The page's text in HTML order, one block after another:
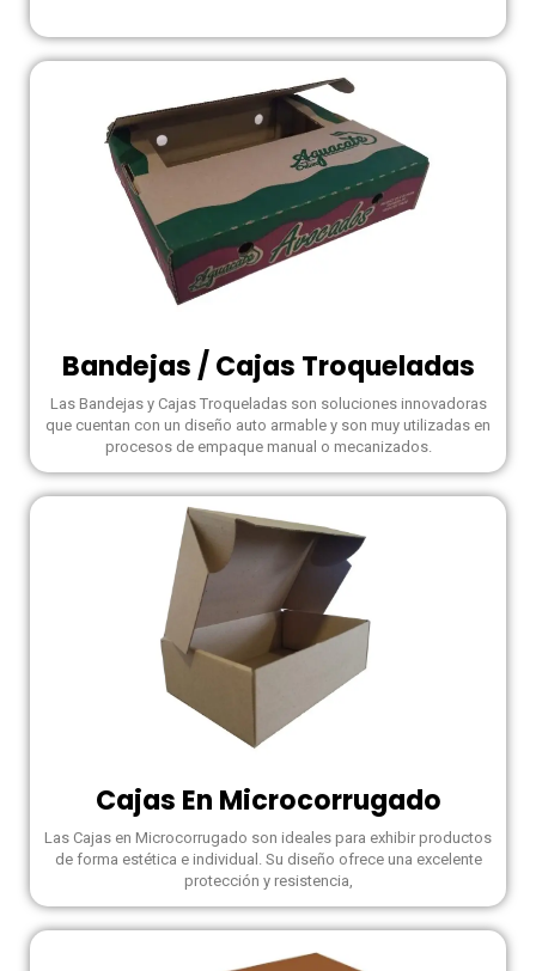
Bandejas / Cajas Troqueladas
Las Bandejas y Cajas Troqueladas son soluciones innovadoras
que cuentan con un diseño auto armable y son muy utilizadas en
procesos de empaque manual o mecanizados.
Cajas En Microcorrugado
Las Cajas en Microcorrugado son ideales para exhibir productos
de forma estética e individual. Su diseño ofrece una excelente
protección y resistencia,